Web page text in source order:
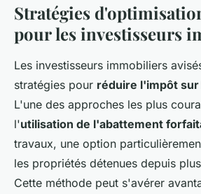
Stratégies
pour les investisseurs
Les investisseurs immobiliers
stratégies pour réduire l'impôt sur
L'une des approches les plus
l'utilisation de l'abattement
travaux, une option
les propriétés détenues depuis
Cette méthode peut s'avérer